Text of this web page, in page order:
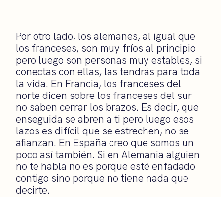
Por otro lado, los alemanes, al igual que
los franceses, son muy fríos al principio
pero luego son personas muy estables, si
conectas con ellas, las tendrás para toda
la vida. En Francia, los franceses del
norte dicen sobre los franceses del sur
no saben cerrar los brazos. Es decir, que
enseguida se abren a ti pero luego esos
lazos es difícil que se estrechen, no se
afianzan. En España creo que somos un
poco así también. Si en Alemania alguien
no te habla no es porque esté enfadado
contigo sino porque no tiene nada que
decirte.